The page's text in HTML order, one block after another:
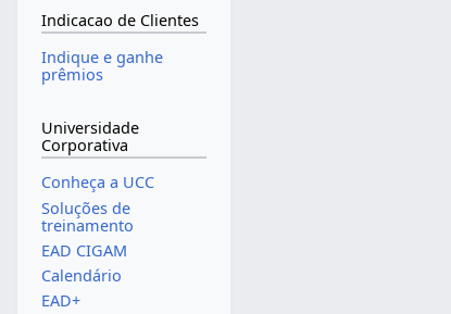
Indicacao de Clientes
Indique e ganhe
prêmios
Universidade
Corporativa
Conheça a UCC
Soluções de
treinamento
EAD CIGAM
Calendário
EAD+